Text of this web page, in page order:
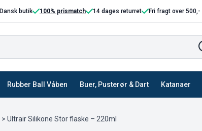
Dansk butik 100% prismatch 14 dages returret Fri fragt over 500,-
Rubber Ball Våben Buer, Pusterør & Dart Katanaer
> Ultrair Silikone Stor flaske – 220ml